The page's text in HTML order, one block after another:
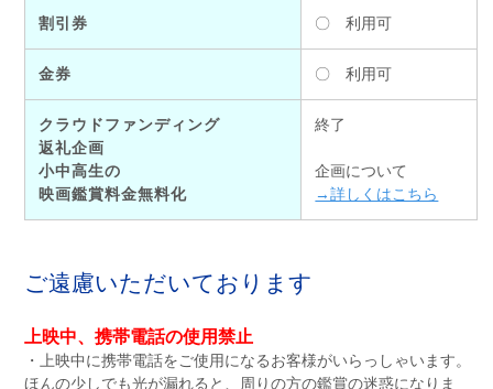
割引券 〇 利用可
金券 〇 利用可
クラウドファンディング
返礼企画
小中高生の
映画鑑賞料金無料化
終了
企画について
→詳しくはこちら
ご遠慮いただいております
上映中、携帯電話の使用禁止
・上映中に携帯電話をご使用になるお客様がいらっしゃいます。
ほんの少しでも光が漏れると、周りの方の鑑賞の迷惑になりま